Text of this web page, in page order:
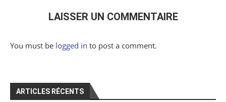
LAISSER UN COMMENTAIRE
You must be logged in to post a comment.
ARTICLES RÉCENTS